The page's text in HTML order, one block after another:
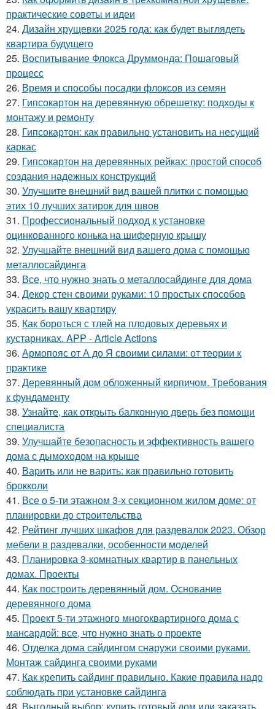
практические советы и идеи
24. Дизайн хрущевки 2025 года: как будет выглядеть
квартира будущего
25. Воспитывание Флокса Друммонда: Пошаговый
процесс
26. Время и способы посадки флоксов из семян
27. Гипсокартон на деревянную обрешетку: подходы к
монтажу и ремонту
28. Гипсокартон: как правильно установить на несущий
каркас
29. Гипсокартон на деревянных рейках: простой способ
создания надежных конструкций
30. Улучшите внешний вид вашей плитки с помощью
этих 10 лучших затирок для швов
31. Профессиональный подход к установке
оцинкованного конька на шиферную крышу
32. Улучшайте внешний вид вашего дома с помощью
металлосайдинга
33. Все, что нужно знать о металлосайдинге для дома
34. Декор стен своими руками: 10 простых способов
украсить вашу квартиру
35. Как бороться с тлей на плодовых деревьях и
кустарниках. APP - Article Actions
36. Армопояс от А до Я своими силами: от теории к
практике
37. Деревянный дом обложенный кирпичом. Требования
к фундаменту
38. Узнайте, как открыть балконную дверь без помощи
специалиста
39. Улучшайте безопасность и эффективность вашего
дома с дымоходом на крыше
40. Варить или не варить: как правильно готовить
брокколи
41. Все о 5-ти этажном 3-х секционном жилом доме: от
планировки до строительства
42. Рейтинг лучших шкафов для раздевалок 2023. Обзор
мебели в раздевалки, особенности моделей
43. Планировка 3-комнатных квартир в панельных
домах. Проекты
44. Как построить деревянный дом. Основание
деревянного дома
45. Проект 5-ти этажного многоквартирного дома с
мансардой: все, что нужно знать о проекте
46. Отделка дома сайдингом снаружи своими руками.
Монтаж сайдинга своими руками
47. Как крепить сайдинг правильно. Какие правила надо
соблюдать при установке сайдинга